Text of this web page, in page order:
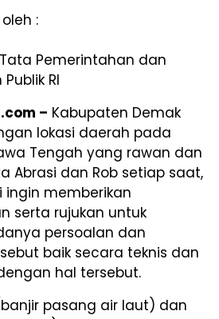
:
Pemerintahan dan
RI
– Kabupaten Demak
lokasi daerah pada
Tengah yang rawan dan
Abrasi dan Rob setiap saat,
memberikan
serta rujukan untuk
persoalan dan
baik secara teknis dan
hal tersebut.
pasang air laut) dan